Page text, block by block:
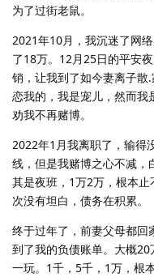
为了过街老鼠。
2021年10月，我沉迷了网
了18万。12月25日的平安
销，让我到了如今妻离子散
恋我的，我是宠儿，然而我
劝我不再赌博。
2022年1月我离职了，输得
线，但是我赌博之心不减，
其是夜班，1万2万，根本
次没有坦白，债务在积累。
终于过年了，前妻父母都回
到了我的负债账单。大概
一玩。1千，5千，1万，根